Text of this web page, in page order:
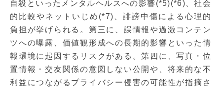
自殺といったメンタルヘルスへの影響(*5)(*6)、社会
的比較やネットいじめ(*7)、誹謗中傷による心理的
負担が挙げられる。第三に、誤情報や過激コンテン
ツへの曝露、価値観形成への長期的影響といった情
報環境に起因するリスクがある。第四に、写真・位
置情報・交友関係の意図しない公開や、将来的な不
利益につながるプライバシー侵害の可能性が指摘さ